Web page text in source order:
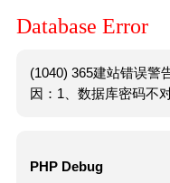
Database Error
(1040) 365建站错误警
因：1、数据库密码不
PHP Debug